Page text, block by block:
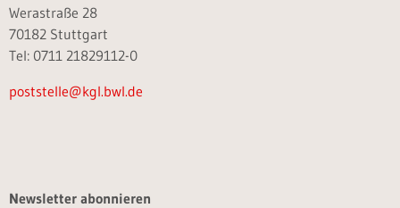
Werastraße 28
70182 Stuttgart
Tel: 0711 21829112-0
poststelle@kgl.bwl.de
Newsletter abonnieren